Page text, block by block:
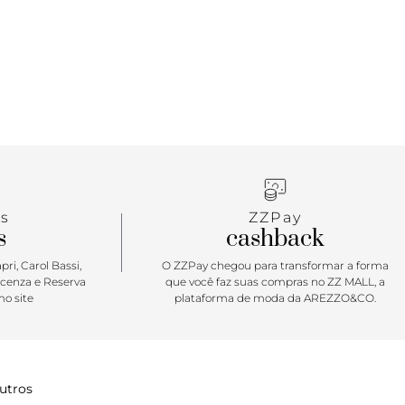
Carol Bassi,
e Reserva
site
ZZPay
cashback
O ZZPay chegou para transformar a forma
que você faz suas compras no ZZ MALL, a
plataforma de moda da AREZZO&CO.